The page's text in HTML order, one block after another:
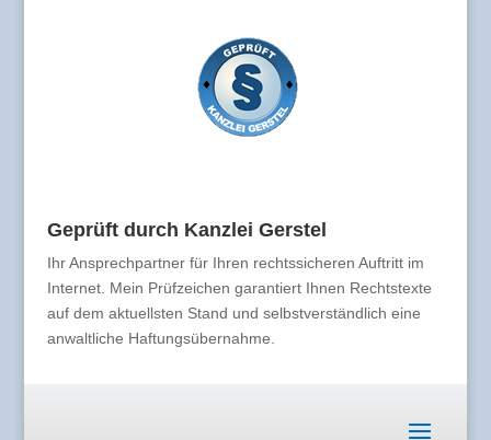
Geprüft durch Kanzlei Gerstel
Ihr Ansprechpartner für Ihren rechtssicheren Auftritt im
Internet. Mein Prüfzeichen garantiert Ihnen Rechtstexte
auf dem aktuellsten Stand und selbstverständlich eine
anwaltliche Haftungsübernahme.